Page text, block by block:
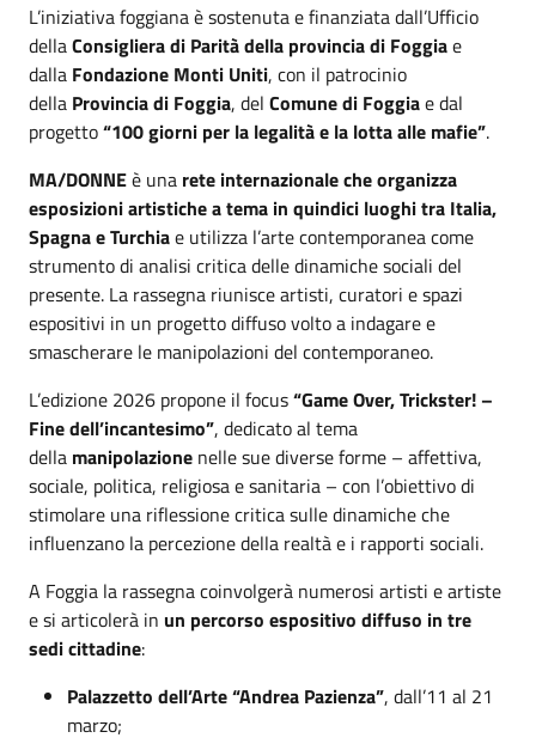
L’iniziativa foggiana è sostenuta e finanziata dall’Ufficio
dellaConsigliera di Parità della provincia di Foggiae
dalla Fondazione Monti Uniti, con il patrocinio
della Provincia di Foggia, del Comune di Foggiae dal
progetto“100 giorni per la legalità e la lotta alle mafie”.
MA/DONNEè una rete internazionale che organizza
esposizioni artistiche a tema in quindici luoghi tra Italia,
Spagna e Turchiae utilizza l’arte contemporanea come
strumento di analisi critica delle dinamiche sociali del
presente. La rassegna riunisce artisti, curatori e spazi
espositivi in un progetto diffuso volto a indagare e
smascherare le manipolazioni del contemporaneo.
L’edizione 2026 propone il focus“Game Over, Trickster! –
Fine dell’incantesimo”, dedicato al tema
della manipolazione nelle sue diverse forme – affettiva,
sociale, politica, religiosa e sanitaria – con l’obiettivo di
stimolare una riflessione critica sulle dinamiche che
influenzano la percezione della realtà e i rapporti sociali.
A Foggia la rassegna coinvolgerà numerosi artisti e artiste
e si articolerà in un percorso espositivo diffuso in tre
sedi cittadine:
Palazzetto dell’Arte “Andrea Pazienza”, dall’11 al 21
marzo;